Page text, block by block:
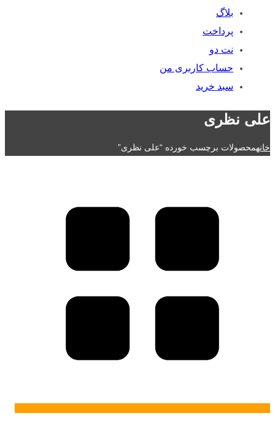
بلاگ
پرداخت
نت دو
حساب کاربری من
سبد خرید
علی نظری
خانهمحصولات برچسب خورده “علی نظری”